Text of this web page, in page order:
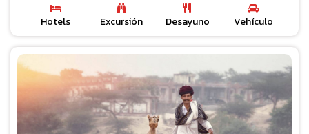
Hotels Excursión Desayuno Vehículo